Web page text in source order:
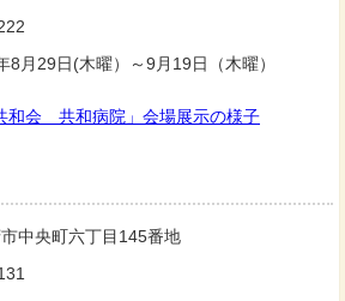
月29日(木曜）～9月19日（木曜）
和会 共和病院」会場展示の様子
中央町六丁目145番地